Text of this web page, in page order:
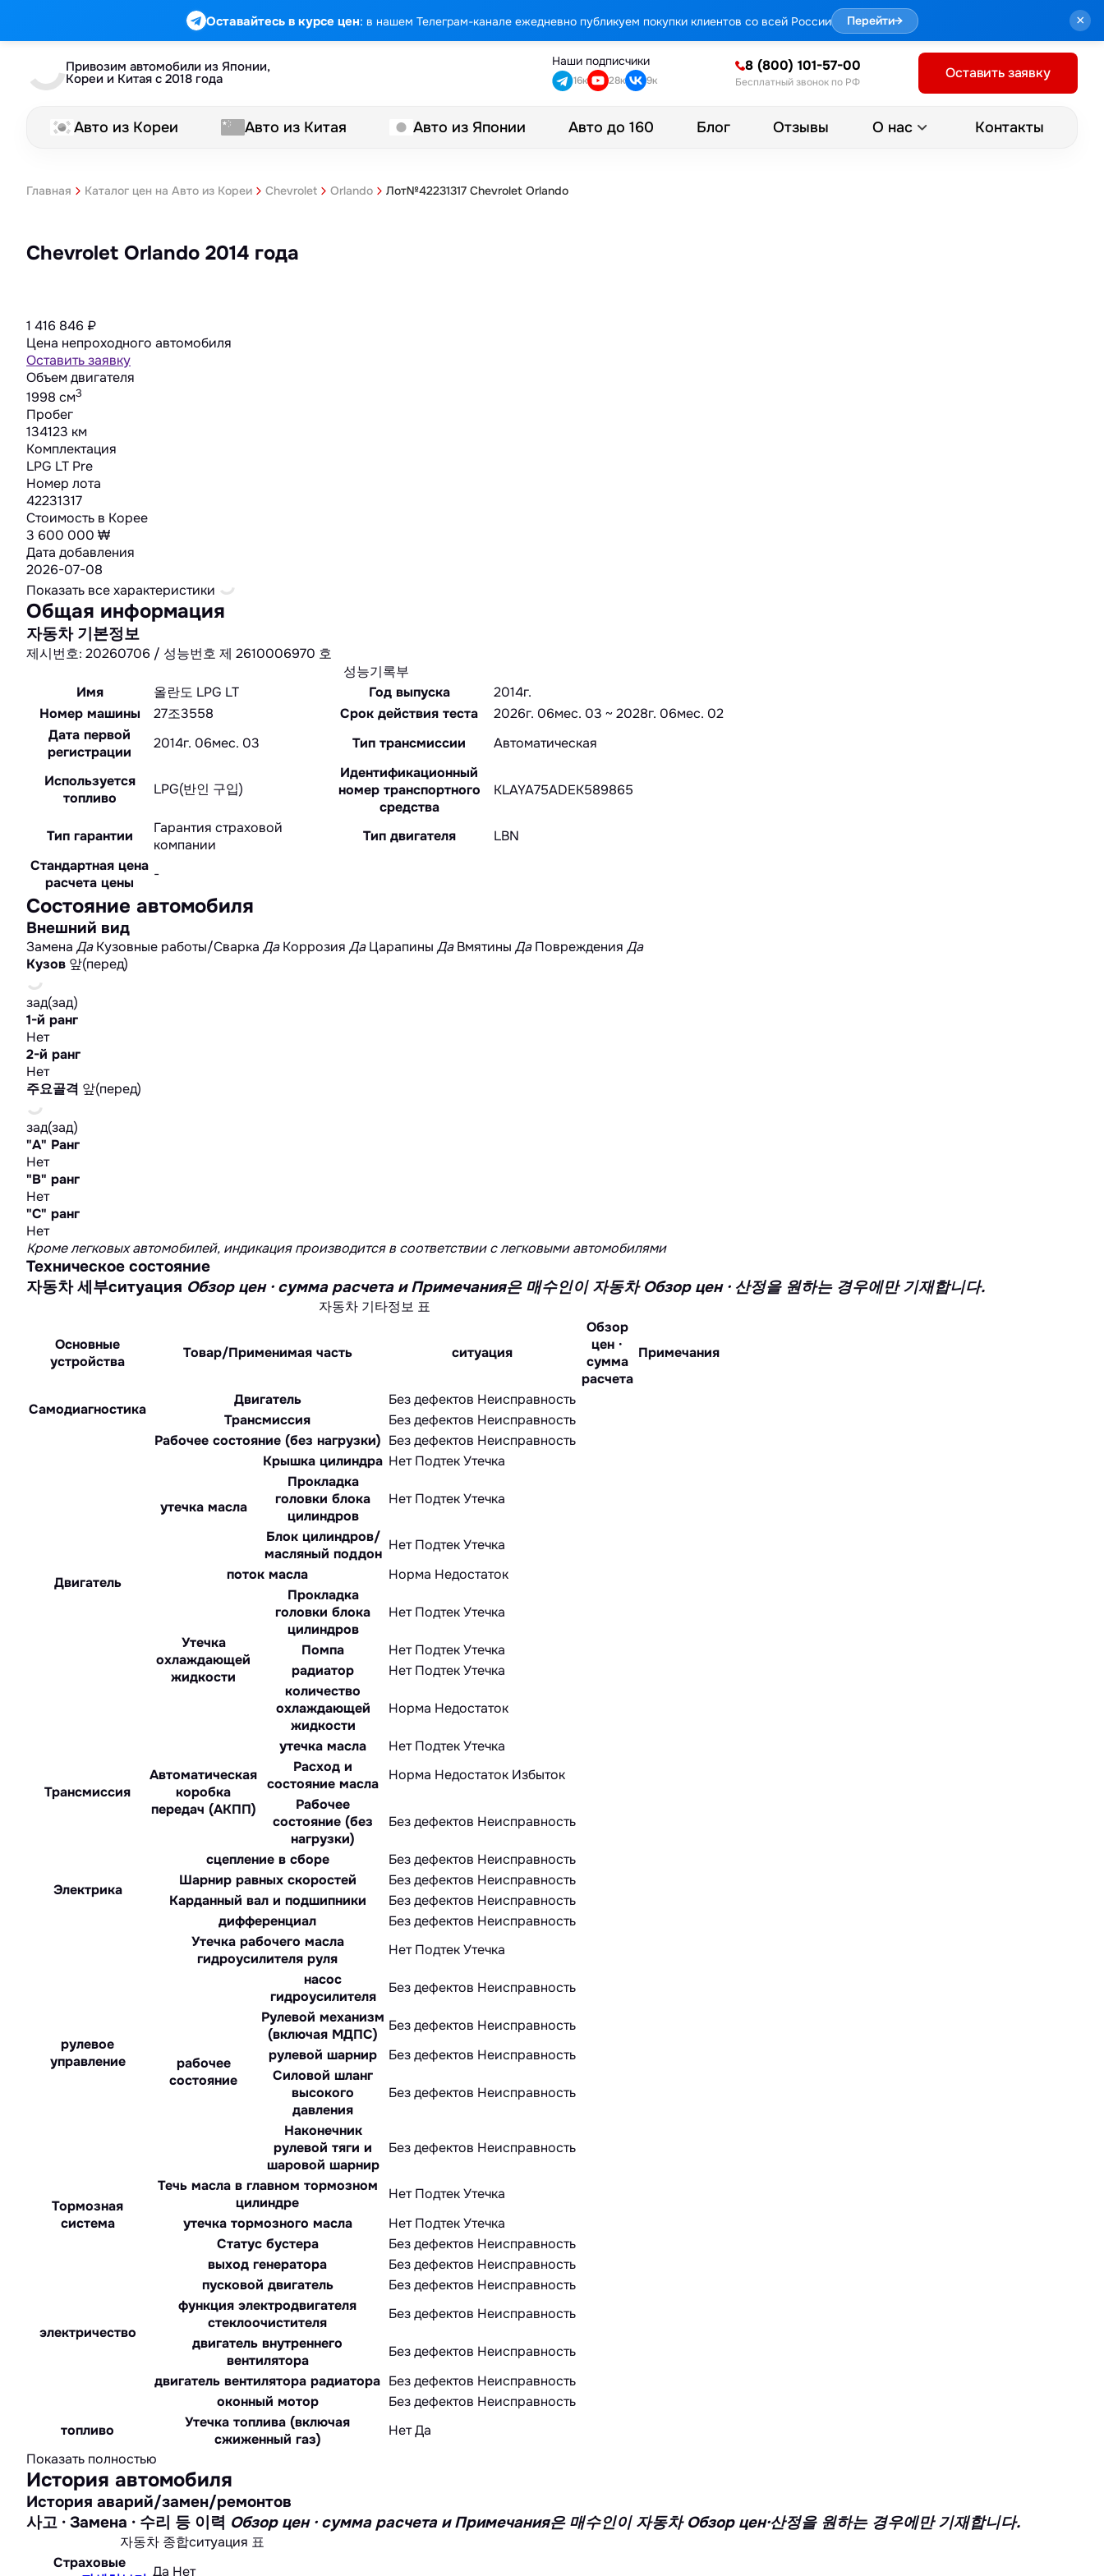
Оставайтесь в курсе цен: в нашем Телеграм-канале ежедневно публикуем покупки клиентов со всей России Перейти→ ×
Привозим автомобили из Японии,
Кореи и Китая с 2018 года
Наши подписчики
16к 28к 9к
8 (800) 101-57-00
Бесплатный звонок по РФ
Оставить заявку
Авто из Кореи Авто из Китая Авто из Японии Авто до 160 Блог Отзывы О нас Контакты
Главная Каталог цен на Авто из Кореи Chevrolet Orlando Лот№42231317 Chevrolet Orlando
Chevrolet Orlando 2014 года
1 416 846 ₽
Цена непроходного автомобиля
Оставить заявку
Объем двигателя
1998 cм3
Пробег
134123 км
Комплектация
LPG LT Pre
Номер лота
42231317
Стоимость в Корее
3 600 000 ₩
Дата добавления
2026-07-08
Показать все характеристики
Общая информация
자동차 기본정보
제시번호: 20260706 / 성능번호 제 2610006970 호
성능기록부
Имя
올란도 LPG LT Год выпуска
2014г.
Номер машины
27조3558 Срок действия теста
2026г. 06мес. 03 ~ 2028г. 06мес. 02
Дата первой
регистрации
2014г. 06мес. 03 Тип трансмиссии Автоматическая
Используется
топливо
LPG(반인 구입)
Идентификационный
номер транспортного
средства
KLAYA75ADEK589865
Тип гарантии
Гарантия страховой
компании
Тип двигателя
LBN
Стандартная цена
расчета цены
-
Состояние автомобиля
Внешний вид
Замена Да Кузовные работы/Сварка Да Коррозия Да Царапины Да Вмятины Да Повреждения Да
Кузов 앞(перед)
зад(зад)
1-й ранг
Нет
2-й ранг
Нет
주요골격 앞(перед)
зад(зад)
"А" Ранг
Нет
"B" ранг
Нет
"C" ранг
Нет
Кроме легковых автомобилей, индикация производится в соответствии с легковыми автомобилями
Техническое состояние
자동차 세부ситуация Обзор цен · сумма расчета и Примечания은 매수인이 자동차 Обзор цен · 산정을 원하는 경우에만 기재합니다.
자동차 기타정보 표
Основные
устройства
Товар/Применимая часть ситуация
Обзор
цен ·
сумма
расчета
Примечания
Самодиагностика
Двигатель Без дефектов Неисправность
Трансмиссия
Без дефектов Неисправность
Двигатель
Рабочее состояние (без нагрузки) Без дефектов Неисправность
утечка масла
Крышка цилиндра Нет ПодтекУтечка
Прокладка
головки блока
цилиндров
Нет ПодтекУтечка
Блок цилиндров/
масляный поддон
Нет ПодтекУтечка
поток масла
Норма Недостаток
Утечка
охлаждающей
жидкости
Прокладка
головки блока
цилиндров
Нет ПодтекУтечка
Помпа Нет ПодтекУтечка
радиатор
Нет ПодтекУтечка
количество
охлаждающей
жидкости
Норма Недостаток
Трансмиссия
Автоматическая
коробка
передач (АКПП)
утечка масла Нет ПодтекУтечка
Расход и
состояние масла
Норма Недостаток Избыток
Рабочее
состояние (без
нагрузки)
Без дефектов Неисправность
Электрика
сцепление в сборе Без дефектов Неисправность
Шарнир равных скоростей
Без дефектов Неисправность
Карданный вал и подшипники
Без дефектов Неисправность
дифференциал
Без дефектов Неисправность
рулевое
управление
Утечка рабочего масла
гидроусилителя руля
Нет ПодтекУтечка
рабочее
состояние
насос
гидроусилителя
Без дефектов Неисправность
Рулевой механизм
(включая МДПС)
Без дефектов Неисправность
рулевой шарнир
Без дефектов Неисправность
Силовой шланг
высокого
давления
Без дефектов Неисправность
Наконечник
рулевой тяги и
шаровой шарнир
Без дефектов Неисправность
Тормозная
система
Течь масла в главном тормозном
цилиндре
Нет ПодтекУтечка
утечка тормозного масла
Нет ПодтекУтечка
Статус бустера
Без дефектов Неисправность
электричество
выход генератора Без дефектов Неисправность
пусковой двигатель
Без дефектов Неисправность
функция электродвигателя
стеклоочистителя
Без дефектов Неисправность
двигатель внутреннего
вентилятора
Без дефектов Неисправность
двигатель вентилятора радиатора Без дефектов Неисправность
оконный мотор
Без дефектов Неисправность
топливо
Утечка топлива (включая
сжиженный газ)
НетДа
Показать полностью
История автомобиля
История аварий/замен/ремонтов
사고 · Замена · 수리 등 이력 Обзор цен · сумма расчета и Примечания은 매수인이 자동차 Обзор цен·산정을 원하는 경우에만 기재합니다.
자동차 종합ситуация 표
Страховые
Да Нет